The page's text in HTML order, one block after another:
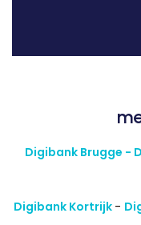
Digibank Brugge -
Digibank Kortrijk -